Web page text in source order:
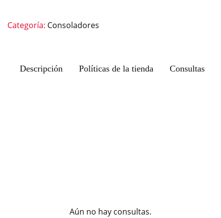
Categoría: Consoladores
Descripción Políticas de la tienda Consultas
Aún no hay consultas.